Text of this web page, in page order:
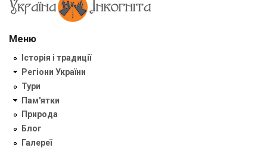
Меню
Історія і традиції
Регіони України
Тури
Пам'ятки
Природа
Блог
Галереї